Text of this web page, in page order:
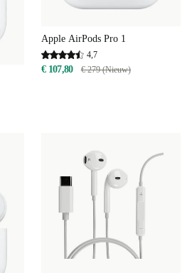
Apple AirPods Pro 1
4,7
€ 107,80 € 279 (Nieuw)